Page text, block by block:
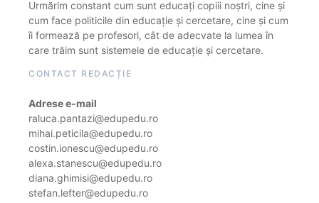
Urmărim constant cum sunt educați copiii noștri, cine și
cum face politicile din educație și cercetare, cine și cum
îi formează pe profesori, cât de adecvate la lumea în
care trăim sunt sistemele de educație și cercetare.
CONTACT REDACȚIE
Adrese e-mail
raluca.pantazi@edupedu.ro
mihai.peticila@edupedu.ro
costin.ionescu@edupedu.ro
alexa.stanescu@edupedu.ro
diana.ghimisi@edupedu.ro
stefan.lefter@edupedu.ro